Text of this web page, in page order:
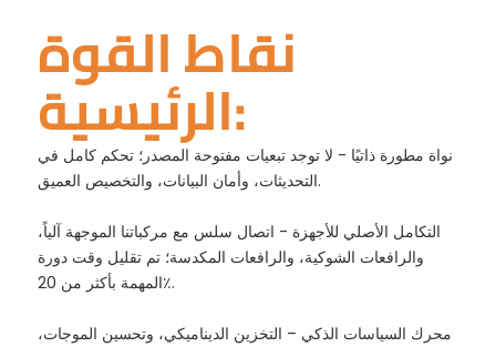
نقاط القوة
الرئيسية:
نواة مطورة ذاتيًا - لا توجد تبعيات مفتوحة المصدر؛ تحكم كامل في
التحديثات، وأمان البيانات، والتخصيص العميق.
التكامل الأصلي للأجهزة - اتصال سلس مع مركباتنا الموجهة آلياً،
والرافعات الشوكية، والرافعات المكدسة؛ تم تقليل وقت دورة
المهمة بأكثر من 20٪.
محرك السياسات الذكي – التخزين الديناميكي، وتحسين الموجات،